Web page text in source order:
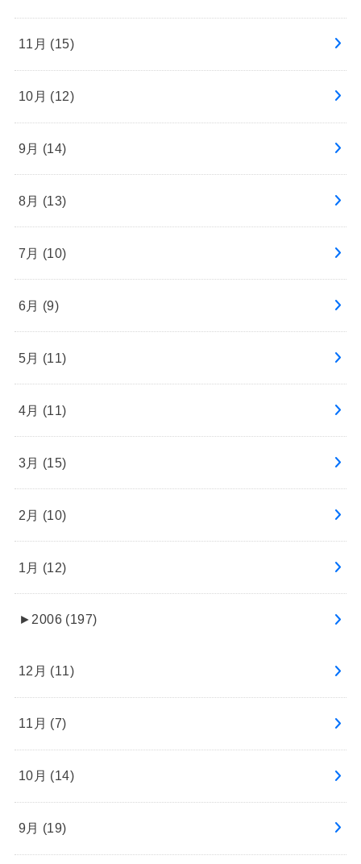
11月 (15)
10月 (12)
9月 (14)
8月 (13)
7月 (10)
6月 (9)
5月 (11)
4月 (11)
3月 (15)
2月 (10)
1月 (12)
► 2006 (197)
12月 (11)
11月 (7)
10月 (14)
9月 (19)